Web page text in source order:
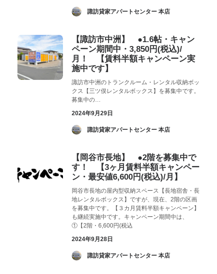
­ 諏訪貸家アパートセンター 本店
【諏訪市中洲】 ●1.6帖・キャン
ペーン期間中・3,850円(税込)/
月！ 【賃料半額キャンペーン実
施中です】
諏訪市中洲のトランクルーム・レンタル収納ボッ
クス【三ツ俣レンタルボックス】を募集中です。
募集中の…
2024年9月29日
­ 諏訪貸家アパートセンター 本店
【岡谷市長地】 ●2階を募集中で
す！ 【3ヶ月賃料半額キャンペー
ン・最安値6,600円(税込)/月】
岡谷市長地の屋内型収納スペース【長地宿舎・長
地レンタルボックス】ですが、現在、2階の区画
を募集中です。【３カ月賃料半額キャンペーン】
も継続実施中です。キャンペーン期間中は、
①【2階・6,600円(税込
2024年9月28日
­ 諏訪貸家アパートセンター 本店